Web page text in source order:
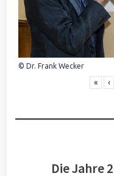
© Dr. Frank Wecker
« ‹
Die Jahre